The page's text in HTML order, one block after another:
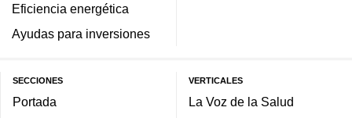
Eficiencia energética
Ayudas para inversiones
SECCIONES
Portada
VERTICALES
La Voz de la Salud